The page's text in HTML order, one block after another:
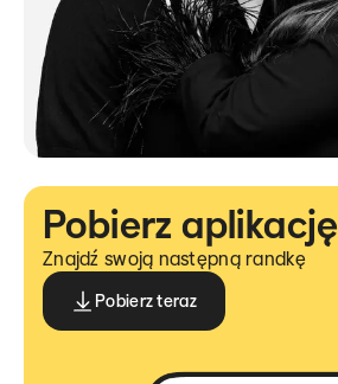
Pobierz aplikację
Znajdź swoją następną randkę
Pobierz teraz